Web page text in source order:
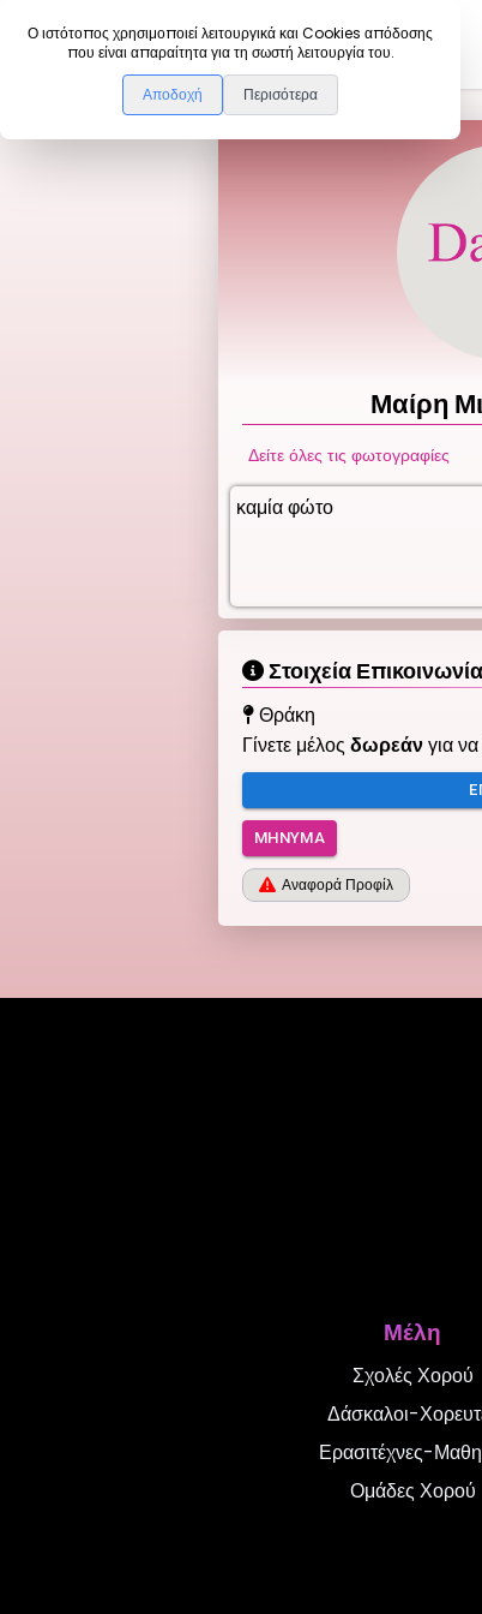
Ο ιστότοπος χρησιμοποιεί λειτουργικά και Cookies απόδοσης
που είναι απαραίτητα για τη σωστή λειτουργία του.
Αποδοχή Περισότερα
DanceLink Μέλη
Μαίρη
Δείτε όλες τις φωτογραφίες
καμία φώτο
Στοιχεία
Θράκη
Γίνετε μέλος δωρεάνγια
ΜΉΝΥΜΑ
Αναφορά Προφίλ
Μέλη
Σχολές Χορού
Δάσκαλοι-
Ερασιτέχνες-
Ομάδες Χορού